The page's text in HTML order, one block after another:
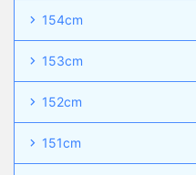
154cm
153cm
152cm
151cm